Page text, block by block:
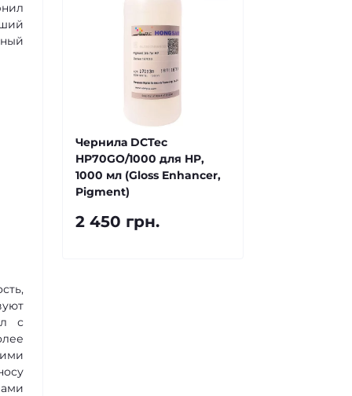
с
Чернила DCTec
HP70GO/1000 для HP,
1000 мл (Gloss Enhancer,
Pigment)
2 450 грн.